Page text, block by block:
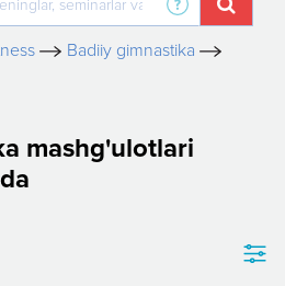
Badiiy gimnastika
mashg'ulotlari